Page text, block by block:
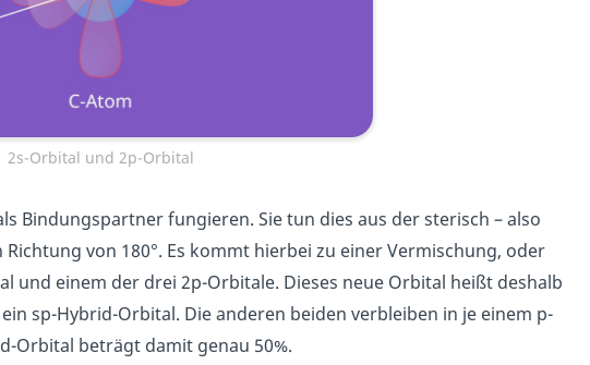
2s-Orbital und 2p-Orbital
Bindungspartner fungieren. Sie tun dies aus der sterisch – also
von 180°. Es kommt hierbei zu einer Vermischung, oder
und einem der drei 2p-Orbitale. Dieses neue Orbital heißt deshalb
sp-Hybrid-Orbital. Die anderen beiden verbleiben in je einem p-
Orbital beträgt damit genau 50%.